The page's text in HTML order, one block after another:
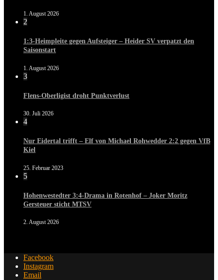
1. August 2026
2
1:3-Heimpleite gegen Aufsteiger – Heider SV verpatzt den
Saisonstart
1. August 2026
3
Flens-Oberligist droht Punktverlust
30. Juli 2026
4
Nur Eidertal trifft – Elf von Michael Rohwedder 2:2 gegen VfB
Kiel
25. Februar 2023
5
Hohenwestedter 3:4-Drama in Rotenhof – Joker Moritz
Gersteuer sticht MTSV
2. August 2026
Facebook
Instagram
Email